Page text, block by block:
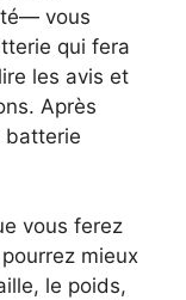
vous
qui fera
les avis et
Après
batterie
vous ferez
mieux
le poids,